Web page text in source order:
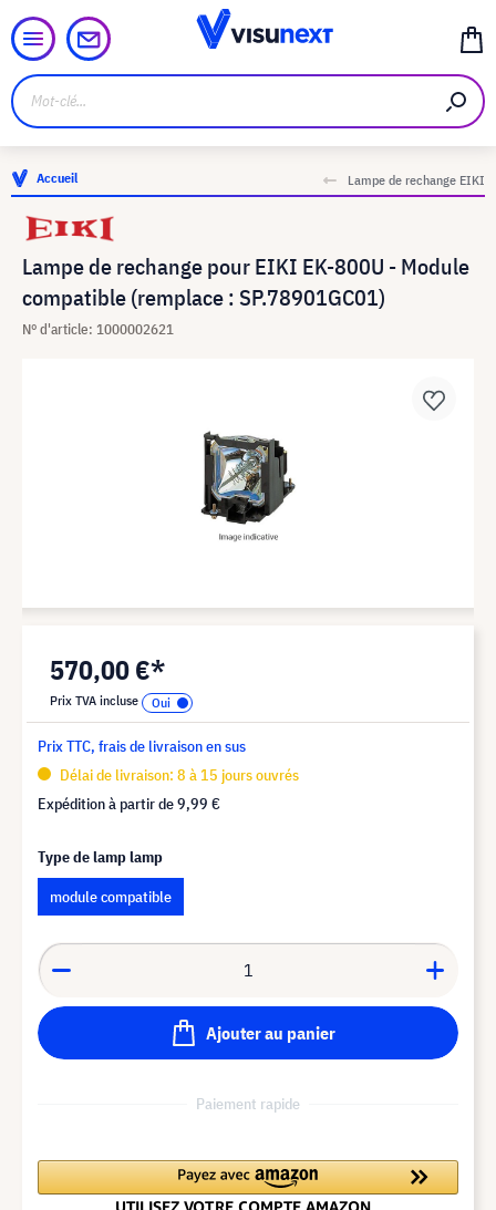
Accueil Lampe de rechange EIKI
Lampe de rechange pour EIKI EK-800U - Module
compatible (remplace : SP.78901GC01)
N° d'article: 1000002621
570,00 €*
Prix TVA incluse
Prix TTC, frais de livraison en sus
Délai de livraison: 8 à 15 jours ouvrés
Expédition à partir de9,99 €
Type de lamp lamp
module compatible
Ajouter au panier
Paiement rapide